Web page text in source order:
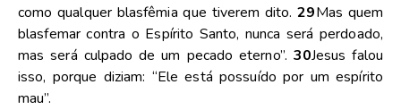
como qualquer blasfêmia que tiverem dito.29Mas quem
blasfemar contra o Espírito Santo, nunca será perdoado,
mas será culpado de um pecado eterno”. 30Jesus falou
isso, porque diziam: “Ele está possuído por um espírito
mau”.